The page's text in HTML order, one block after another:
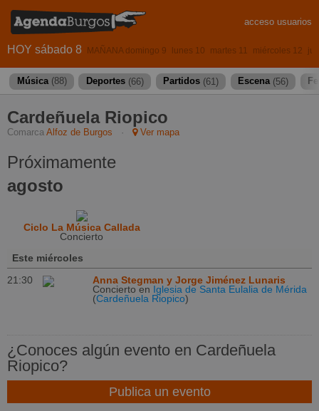
acceso usuarios
HOY sábado 8 MAÑANA domingo 9 lunes 10 martes 11 miércoles 12
Música (88) Deportes (66) Partidos (61) Escena (56)
Cardeñuela Riopico
Comarca Alfoz de Burgos · Ver mapa
Próximamente
agosto
Ciclo La Música Callada
Concierto
Este miércoles
21:30
Anna Stegman y Jorge Jiménez Lunaris
Concierto en Iglesia de Santa Eulalia de Mérida
(Cardeñuela Riopico)
¿Conoces algún evento en Cardeñuela
Riopico?
Publica un evento